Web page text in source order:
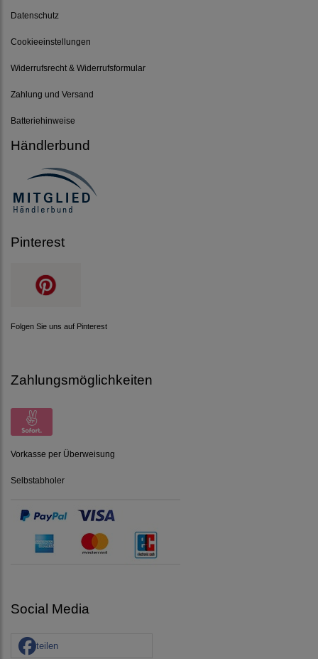
Datenschutz
Cookieeinstellungen
Widerrufsrecht & Widerrufsformular
Zahlung und Versand
Batteriehinweise
Händlerbund
Pinterest
Folgen Sie uns auf Pinterest
Zahlungsmöglichkeiten
Vorkasse per Überweisung
Selbstabholer
Social Media
teilen